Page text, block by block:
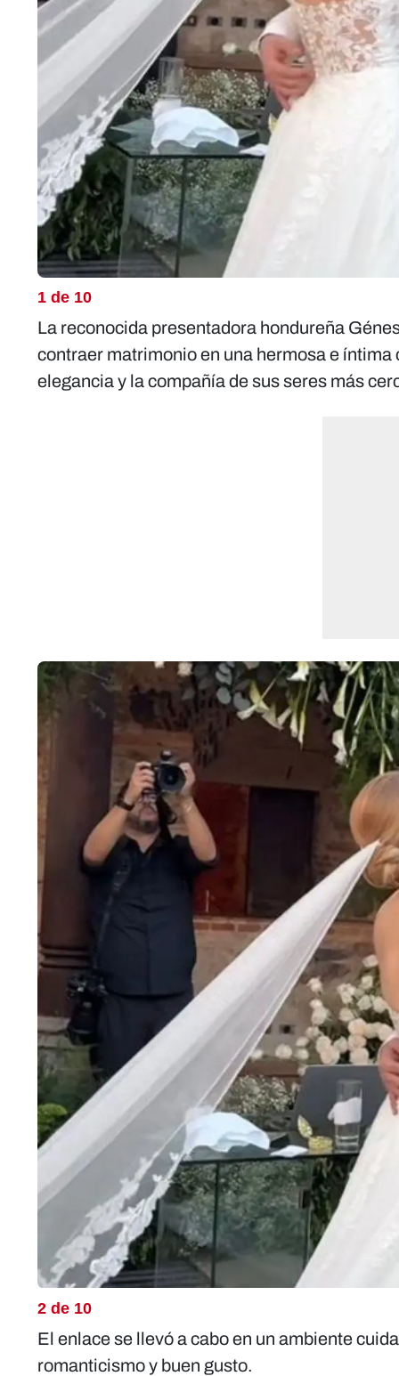
1 de 10
La reconocida presentadora hondureña
contraer matrimonio en una hermosa e
elegancia y la compañía de sus seres más
2 de 10
El enlace se llevó a cabo en un ambiente
romanticismo y buen gusto.